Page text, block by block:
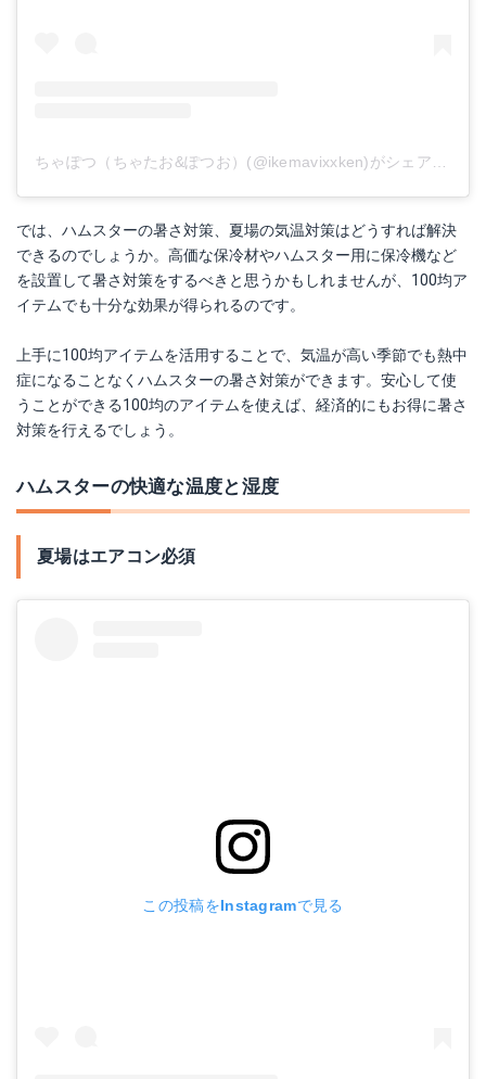
では、ハムスターの暑さ対策、夏場の気温対策はどうすれば解決
できるのでしょうか。高価な保冷材やハムスター用に保冷機など
を設置して暑さ対策をするべきと思うかもしれませんが、100均ア
イテムでも十分な効果が得られるのです。
上手に100均アイテムを活用することで、気温が高い季節でも熱中
症になることなくハムスターの暑さ対策ができます。安心して使
うことができる100均のアイテムを使えば、経済的にもお得に暑さ
対策を行えるでしょう。
ハムスターの快適な温度と湿度
夏場はエアコン必須
この投稿をInstagramで見る